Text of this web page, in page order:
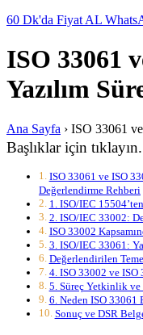
60 Dk'da Fiyat AL
ISO 33061
Yazılım
Ana Sayfa › ISO 33061
Başlıklar için
ISO 33061 ve ISO
Değerlendirme Rehberi
1. ISO/IEC
2. ISO/IEC 33002:
ISO 33002
3. ISO/IEC 33061:
Değerlendirilen
4. ISO 33002 ve ISO
5. Süreç Yetkinlik
6. Neden ISO 33061
Sonuç ve DSR